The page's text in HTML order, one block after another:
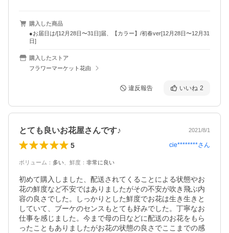
購入した商品
●お届日は/[12月28日〜31日]届、【カラー】/初春ver[12月28日〜12月31
日]
購入したストア
フラワーマーケット花由
違反報告 いいね 2
とても良いお花屋さんです♪ 2021/8/1
5 cie********さん
ボリューム ： 多い 鮮度 ： 非常に良い
初めて購入しました、配送されてくることによる状態やお
花の鮮度など不安ではありましたがその不安が吹き飛ぶ内
容の良さでした。しっかりとした鮮度でお花は生き生きと
していて、ブーケのセンスもとても好みでした。丁寧なお
仕事を感じました。今まで母の日などに配送のお花をもら
ったこともありましたがお花の状態の良さでここまでの感